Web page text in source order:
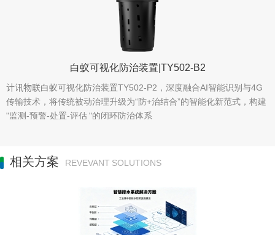
白蚁可视化防治装置|TY502-B2
计讯物联白蚁可视化防治装置TY502-P2，深度融合AI智能识别与4G
传输技术，将传统被动治理升级为“防+治结合”的智能化新范式，构建
"监测-预警-处置-评估 "的闭环防治体系
相关方案 REVEVANT SOLUTIONS